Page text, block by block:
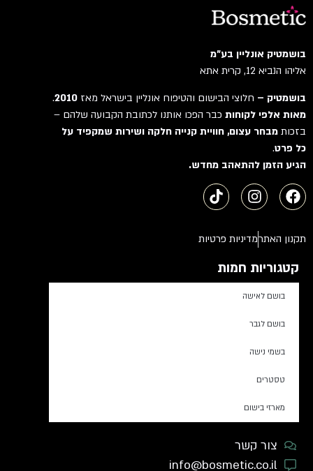
בושמטיק אונליין בע"מ
אליהו הנביא 12, קרית אתא
בושמטיק –חלוצי הבישום והטיפוח אונליין בישראל מאז2010
.
מאות אלפי לקוחותכבר הפכו אותנו לכתובת הקבועה שלהם –
בזכותמבחר עצום, חוויית קנייה חלקה ושירות שמקפיד על
כל פרט.
הגיע הזמן להתאהב מחדש.
תקנון האתרמדיניות פרטיות
קטגוריות חמות
בושם לאישה
בושם לגבר
בשמי נישה
טסטרים
מארזי בישום
צור קשר
info@bosmetic.co.il